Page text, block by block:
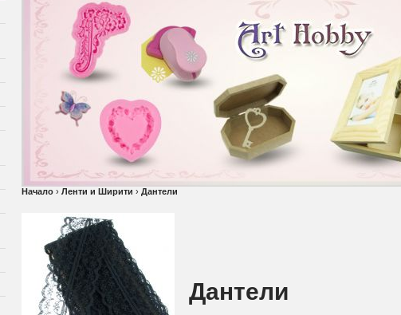
Начало › Ленти и Ширити › Дантели
Дантели